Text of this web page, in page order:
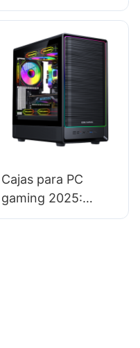
modelos están
futuro con nuevos
componentes?
Cajas para PC
gaming 2025:
Encuentra la caja